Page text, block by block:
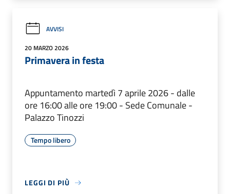
AVVISI
20 MARZO 2026
Primavera in festa
Appuntamento martedì 7 aprile 2026 - dalle
ore 16:00 alle ore 19:00 - Sede Comunale -
Palazzo Tinozzi
Tempo libero
LEGGI DI PIÙ